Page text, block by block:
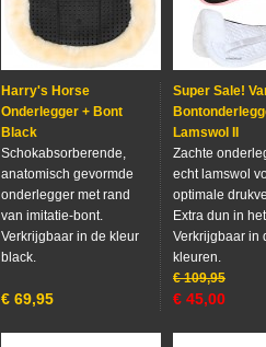
Harry's Horse
Onderlegger + Bont
Black
Schokabsorberende,
anatomisch gevormde
onderlegger met rand
van imitatie-bont.
Verkrijgbaar in de kleur
black.
€ 69,95
Super Sale!
Lamswol II
Zachte
echt lamswol
optimale
Extra dun in
Verkrijgbaar in
kleuren.
€ 109,95
€ 45,00